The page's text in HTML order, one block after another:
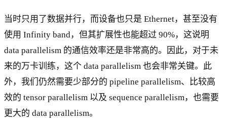
当时只用了数据并行，而设备也只是 Ethernet，甚至没有
使用 Infinity band，但其扩展性也能超过 90%，这说明
data parallelism 的通信效率还是非常高的。因此，对于未
来的万卡训练，这个 data parallelism 也会非常关键。此
外，我们仍然需要少部分的 pipeline parallelism、比较高
效的 tensor parallelism 以及 sequence parallelism，也需要
更大的 data parallelism。